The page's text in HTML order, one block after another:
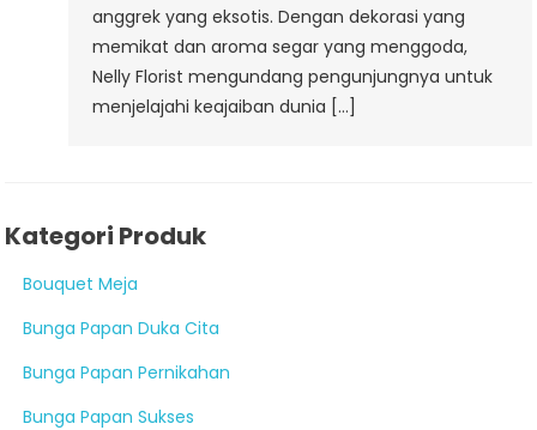
anggrek yang eksotis. Dengan dekorasi yang
memikat dan aroma segar yang menggoda,
Nelly Florist mengundang pengunjungnya untuk
menjelajahi keajaiban dunia […]
Kategori Produk
Bouquet Meja
Bunga Papan Duka Cita
Bunga Papan Pernikahan
Bunga Papan Sukses